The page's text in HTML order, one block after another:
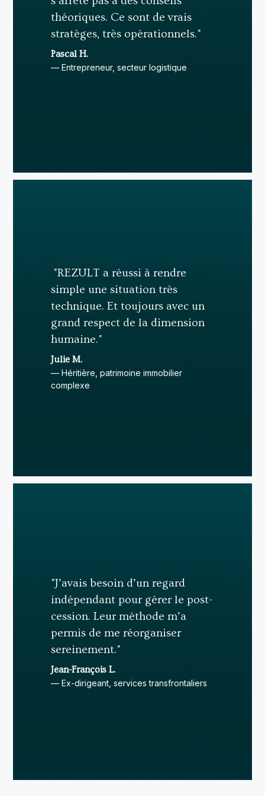
théoriques. Ce sont de vrais
stratèges, très opérationnels."
Pascal H.
— Entrepreneur, secteur logistique
"REZULT a réussi à rendre
simple une situation très
technique. Et toujours avec un
grand respect de la dimension
humaine."
Julie M.
— Héritière, patrimoine immobilier
complexe
"J’avais besoin d’un regard
indépendant pour gérer le post-
cession. Leur méthode m’a
permis de me réorganiser
sereinement."
Jean-François L.
— Ex-dirigeant, services transfrontaliers